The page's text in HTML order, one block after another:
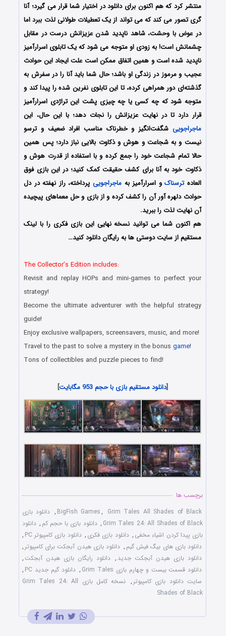
منتشر کرد که هم اکنون برای دانلود در اختیار شما قرار می گیرد؛ آنا
گری تصور می‌ کند که می‌ تواند از یک تعطیلات طولانی لذت ببرد اما
در عوض با وحشت، شاهد ناپدید شدن عزیزانش درست در مقابل
چشمانش است! به زودی او متوجه می شود که یک تابلوی اسرارآمیز
ناپدید شده است و همین اتفاق ممکن است علت ایجاد این حوادث
عجیب و مرموز در زندگی او باشد؛ حال شما باید آنا را در سفرش به
گذشته‌ای دور همراهی کرده، تا این تابلوی نفرین شده را پیدا کند و
متوجه شود که چه کسی یا چه چیزی پشت این تراژدی اسرارآمیز
قرار دارد تا در نهایت عزیزانش را نجات دهد؛ با این حال، این
ماجراجویی شگفت‌انگیز و خطرناک مناسب افراد ضعیف و ترسو
نیست و به شجاعت و هوش و ذکاوت بالایی نباز دارد؛ پس همین
حالا تمام شجاعت خود را جمع کرده و با استفاده از قدرت هوش و
ذکاوت خود به آنا برای کشف حقیقت کمک کنید؛ در این بازی فوق
العادهترسناکو اسرارآمیز به ماجراجویی پرداخته، راز نهفته در دل
حوادث دلهره آور آن را کشف کرده و از بازی و حل معماهای پیچیده
آن نهایت لذت را ببرید.
هم اکنون شما می توانید نسخه نهایی این بازی فکری را با لینک
مستقیم از سایت دوستی ها به رایگان دانلود کنید…
The Collector’s Edition includes:
Revisit and replay HOPs and mini-games to perfect your
strategy!
Become the ultimate adventurer with the helpful strategy
guide!
Enjoy exclusive wallpapers, screensavers, music, and more!
Travel to the past to solve a mystery in the bonusgame!
Tons of collectibles and puzzle pieces to find!
[دانلود مستقیم بازی با حجم 953 مگابایت ]
برچسب ها
BigFish Games, Grim Tales All Shades of Black
, دانلود بازی
Grim Tales 24: All Shades of Black
, دانلود بازی با حجم کم , دانلود
بازی پيدا کردن اشياء مخفی , دانلود بازی فکری , دانلود بازی کامپيوتر PC
,
دانلود بازی های بيگ فيش گيم , دانلود بازی هيدن آبجکت برای کامپیوتر ,
دانلود بازی هيدن آبجکت جديد , دانلود رایگان بازی هيدن آبجکت,
دانلود قسمت بیست و چهارم بازی Grim Tales
, دانلود گيم جديد PC
,
سايت دانلود بازی کامپيوتر ,
نسخه کامل بازی Grim Tales 24: All
Shades of Black